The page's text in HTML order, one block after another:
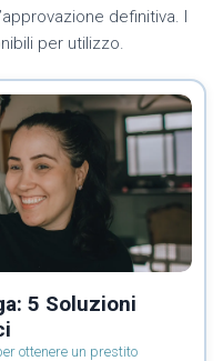
definitiva. I
per utilizzo.
5 Soluzioni
ottenere un prestito